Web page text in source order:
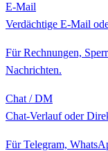
E-Mail
Verdächtige E-Mail
Für Rechnungen,
Nachrichten.
Chat / DM
Chat-Verlauf oder
Für Telegram,